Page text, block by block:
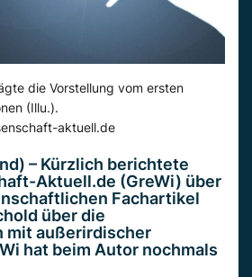
die Vorstellung vom ersten
(Illu.).
aktuell.de
– Kürzlich berichtete
Aktuell.de (GreWi) über
Fachartikel
über die
mit außerirdischer
hat beim Autor nochmals